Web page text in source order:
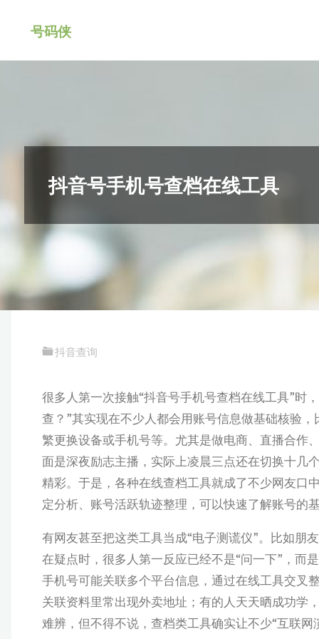
号码侠
抖音号手机号查档在线工具
抖音查询
很多人第一次接触“抖音号手机号查档在线工具”时
查？”其实现在不少人都会用账号信息做基础核验
繁更换设备或手机号等。尤其是做电商、直播合作
面是深夜励志主播，实际上凌晨三点还在切换十几
精彩。于是，各种在线查档工具就成了不少网友口
定分析、账号活跃轨迹整理，可以快速了解账号的
有网友甚至把这类工具当成“电子测谎仪”。比如朋
在疑点时，很多人第一反应已经不是“问一下”，而
手机号可能关联多个平台信息，通过在线工具交叉
关联资料里常出现外卖地址；有的人天天晒成功学
难辨，但不得不说，查档类工具确实让不少“互联网